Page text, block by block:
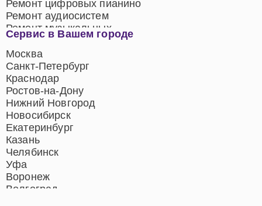
Сервис в Вашем городе
Москва
Санкт-Петербург
Краснодар
Ростов-на-Дону
Нижний Новгород
Новосибирск
Екатеринбург
Казань
Челябинск
Уфа
Воронеж
Волгоград
Ремонт цифровых пианино
Ремонт аудиосистем
Ремонт музыкальных
центров
Ремонт домашних
кинотеатров
Ремонт микрофонов
Ремонт акустических
систем